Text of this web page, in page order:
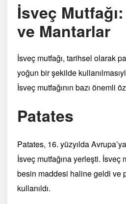
İsveç
ve Mantarlar
İsveç mutfağı, tarihsel olarak
yoğun bir şekilde
İsveç mutfağının bazı önemli
Patates
Patates, 16. yüzyılda
İsveç mutfağına yerleşti. İsveç
besin maddesi haline geldi ve
kullanıldı.